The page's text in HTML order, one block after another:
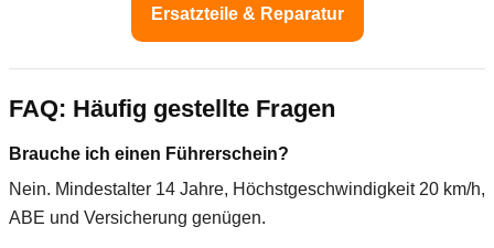
Ersatzteile & Reparatur
FAQ: Häufig gestellte Fragen
Brauche ich einen Führerschein?
Nein. Mindestalter 14 Jahre, Höchstgeschwindigkeit 20 km/h,
ABE und Versicherung genügen.